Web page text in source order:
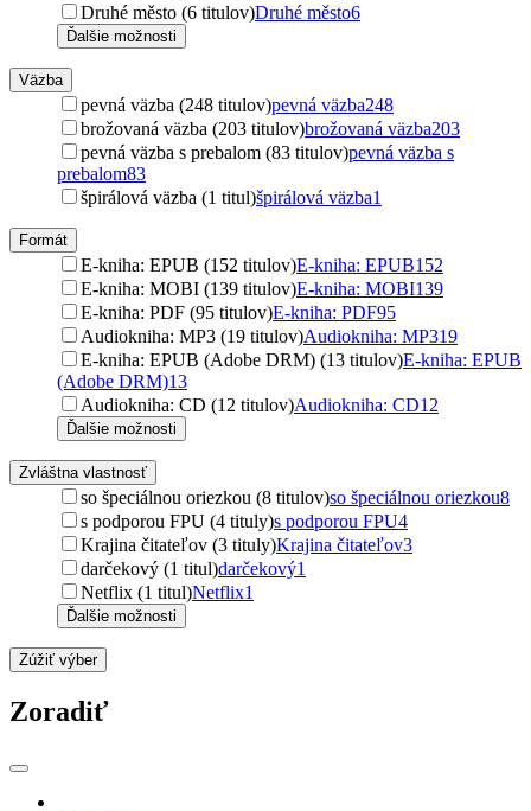
Druhé město (6 titulov)Druhé město6
Ďalšie možnosti
Väzba
pevná väzba (248 titulov)pevná väzba248
brožovaná väzba (203 titulov)brožovaná väzba203
pevná väzba s prebalom (83 titulov)pevná väzba s
prebalom83
špirálová väzba (1 titul)špirálová väzba1
Formát
E-kniha: EPUB (152 titulov)E-kniha: EPUB152
E-kniha: MOBI (139 titulov)E-kniha: MOBI139
E-kniha: PDF (95 titulov)E-kniha: PDF95
Audiokniha: MP3 (19 titulov)Audiokniha: MP319
E-kniha: EPUB (Adobe DRM) (13 titulov)E-kniha: EPUB
(Adobe DRM)13
Audiokniha: CD (12 titulov)Audiokniha: CD12
Ďalšie možnosti
Zvláštna vlastnosť
so špeciálnou oriezkou (8 titulov)so špeciálnou oriezkou8
s podporou FPU (4 tituly)s podporou FPU4
Krajina čitateľov (3 tituly)Krajina čitateľov3
darčekový (1 titul)darčekový1
Netflix (1 titul)Netflix1
Ďalšie možnosti
Zúžiť výber
Zoradiť